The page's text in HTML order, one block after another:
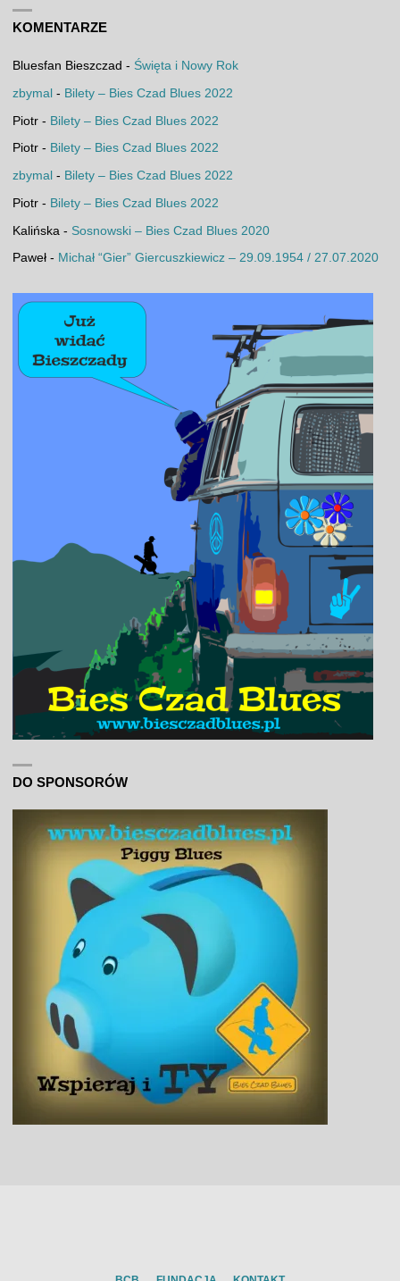
KOMENTARZE
Bluesfan Bieszczad - Święta i Nowy Rok
zbymal - Bilety – Bies Czad Blues 2022
Piotr- Bilety – Bies Czad Blues 2022
Piotr- Bilety – Bies Czad Blues 2022
zbymal - Bilety – Bies Czad Blues 2022
Piotr- Bilety – Bies Czad Blues 2022
Kalińska - Sosnowski – Bies Czad Blues 2020
Paweł- Michał “Gier” Giercuszkiewicz – 29.09.1954 / 27.07.2020
DO SPONSORÓW